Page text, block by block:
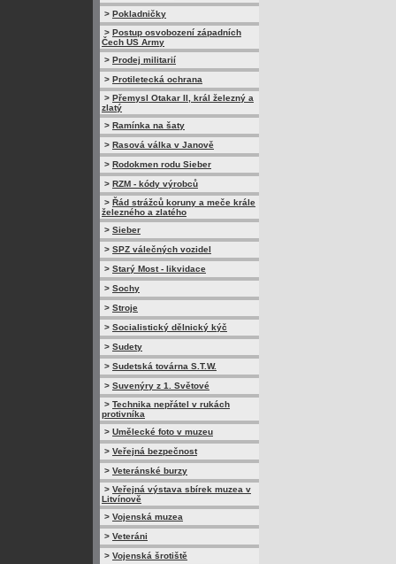
> Pokladničky
> Postup osvobození západních
Čech US Army
> Prodej militarií
> Protiletecká ochrana
> Přemysl Otakar II, král železný a
zlatý
> Ramínka na šaty
> Rasová válka v Janově
> Rodokmen rodu Sieber
> RZM - kódy výrobců
> Řád strážců koruny a meče krále
železného a zlatého
> Sieber
> SPZ válečných vozidel
> Starý Most - likvidace
> Sochy
> Stroje
> Socialistický dělnický kýč
> Sudety
> Sudetská továrna S.T.W.
> Suvenýry z 1. Světové
> Technika nepřátel v rukách
protivníka
> Umělecké foto v muzeu
> Veřejná bezpečnost
> Veteránské burzy
> Veřejná výstava sbírek muzea v
Litvínově
> Vojenská muzea
> Veteráni
> Vojenská šrotiště